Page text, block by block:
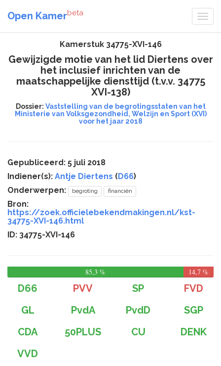
Open Kamerbeta
Kamerstuk 34775-XVI-146
Gewijzigde motie van het lid Diertens over
het inclusief inrichten van de
maatschappelijke diensttijd (t.v.v. 34775
XVI-138)
Dossier: Vaststelling van de begrotingsstaten van het
Ministerie van Volksgezondheid, Welzijn en Sport (XVI)
voor het jaar 2018
Gepubliceerd: 5 juli 2018
Indiener(s): Antje Diertens (D66)
Onderwerpen:
begroting financiën
Bron:
https://zoek.officielebekendmakingen.nl/kst-
34775-XVI-146.html
ID: 34775-XVI-146
85,3 % 14,7 %
D66 PVV SP
FVD
GL
PvdA PvdD
SGP
CDA
50PLUS CU
DENK
VVD